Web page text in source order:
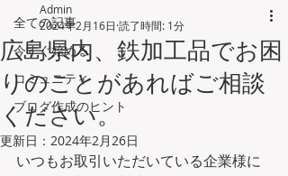
全ての記事
今すぐ始める
コミュニティ
ブログ作成のヒント
広島県内、鉄加工品でお困
りのことがあればご相談
ください。
Admin
2024年2月16日 読了時間: 1分
更新日： 2024年2月26日
いつもお取引いただいている企業様に